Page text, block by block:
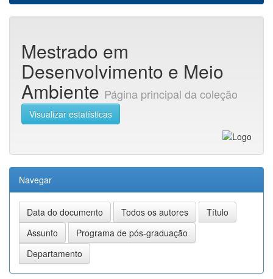
Mestrado em
Desenvolvimento e Meio
Ambiente Página principal da coleção
Visualizar estatísticas
Navegar